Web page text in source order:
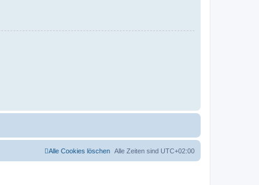
Alle Zeiten sind UTC+02:00
Alle Cookies löschen